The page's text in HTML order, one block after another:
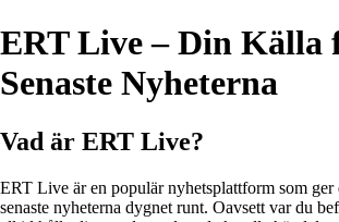
ERT Live – Din Källa
Senaste Nyheterna
Vad är ERT Live?
ERT Live är en populär nyhetsplattform som
senaste nyheterna dygnet runt. Oavsett var du